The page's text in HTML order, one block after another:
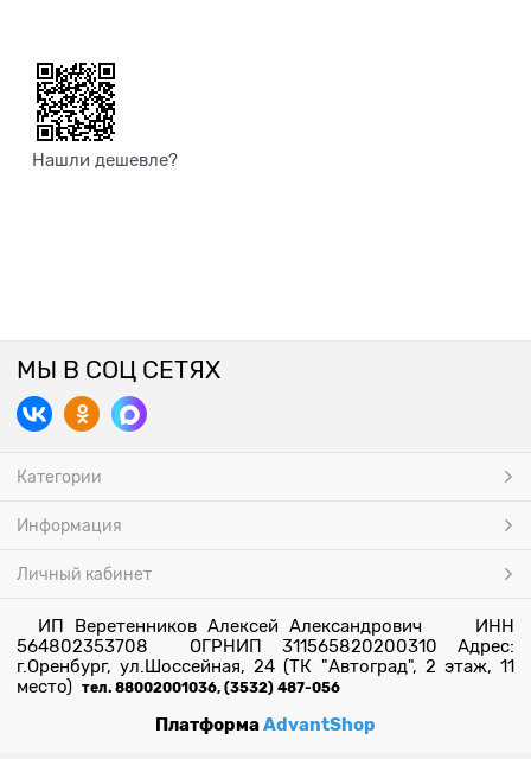
Нашли дешевле?
МЫ В СОЦ СЕТЯХ
Категории
Информация
Личный кабинет
ИП Веретенников Алексей Александрович ИНН
564802353708 ОГРНИП 311565820200310 Адрес:
г.Оренбург, ул.Шоссейная, 24 (ТК "Автоград", 2 этаж, 11
место) тел. 88002001036, (3532) 487-056
ПлатформаAdvantShop